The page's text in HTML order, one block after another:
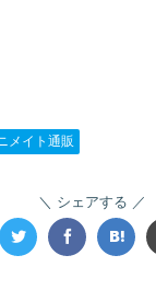
メイト通販
シェアする